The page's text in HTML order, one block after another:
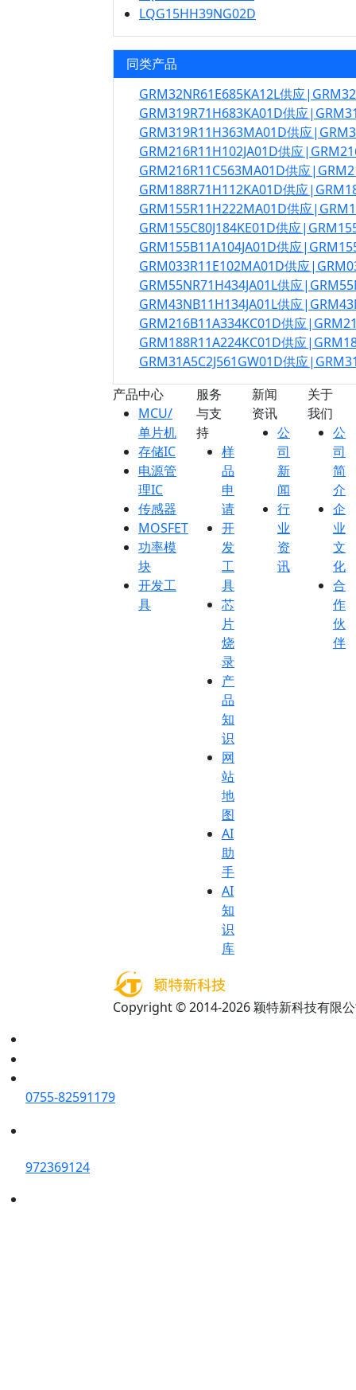
LQG15HH39NG02D
同类产品
GRM32NR61E685KA12L供应
GRM319R71H683KA01D供应
GRM319R11H363MA01D供应
GRM216R11H102JA01D供应
GRM216R11C563MA01D供应
GRM188R71H112KA01D供应
GRM155R11H222MA01D供应
GRM155C80J184KE01D供应
GRM155B11A104JA01D供应
GRM033R11E102MA01D供应
GRM55NR71H434JA01L供应
GRM43NB11H134JA01L供应
GRM216B11A334KC01D供应
GRM188R11A224KC01D供应
GRM31A5C2J561GW01D供应
产品中心
MCU/
单片机
存储IC
电源管
理IC
传感器
MOSFET
功率模
块
开发工
具
服务
与支
持
样
品
申
请
开
发
工
具
芯
片
烧
录
产
品
知
识
网
站
地
图
AI
助
手
AI
知
识
库
新闻
资讯
公
司
新
闻
行
业
资
讯
关于
我们
公
司
简
介
企
业
文
化
合
作
伙
伴
Copyright © 2014-2026 颖特新科技有限
0755-82591179
972369124